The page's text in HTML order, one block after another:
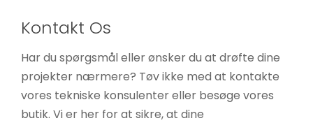
Kontakt Os
Har du spørgsmål eller ønsker du at drøfte dine
projekter nærmere? Tøv ikke med at kontakte
vores tekniske konsulenter eller besøge vores
butik. Vi er her for at sikre, at dine